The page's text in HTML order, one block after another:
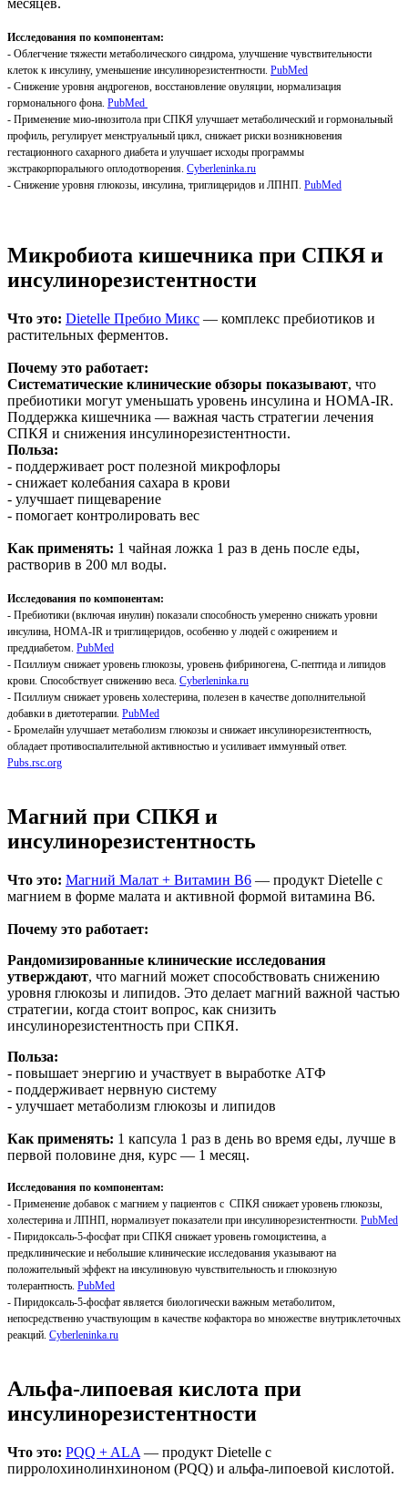
месяцев.
Исследования по компонентам:
- Облегчение тяжести метаболического синдрома, улучшение чувствительности
клеток к инсулину, уменьшение инсулинорезистентности. PubMed
- Снижение уровня андрогенов, восстановление овуляции, нормализация
гормонального фона. PubMed
- Применение мио-инозитола при СПКЯ улучшает метаболический и гормональный
профиль, регулирует менструальный цикл, снижает риски возникновения
гестационного сахарного диабета и улучшает исходы программы
экстракорпорального оплодотворения. Cyberleninka.ru
- Снижение уровня глюкозы, инсулина, триглицеридов и ЛПНП. PubMed
Микробиота кишечника при СПКЯ и
инсулинорезистентности
Что это: Dietelle Пребио Микс — комплекс пребиотиков и
растительных ферментов.
Почему это работает:
Систематические клинические обзоры показывают, что
пребиотики могут уменьшать уровень инсулина и HOMA-IR.
Поддержка кишечника — важная часть стратегии лечения
СПКЯ и снижения инсулинорезистентности.
Польза:
- поддерживает рост полезной микрофлоры
- снижает колебания сахара в крови
- улучшает пищеварение
- помогает контролировать вес
Как применять: 1 чайная ложка 1 раз в день после еды,
растворив в 200 мл воды.
Исследования по компонентам:
- Пребиотики (включая инулин) показали способность умеренно снижать уровни
инсулина, HOMA-IR и триглицеридов, особенно у людей с ожирением и
преддиабетом. PubMed
- Псиллиум снижает уровень глюкозы, уровень фибриногена, С-пептида и липидов
крови. Способствует снижению веса. Сyberleninka.ru
- Псиллиум снижает уровень холестерина, полезен в качестве дополнительной
добавки в диетотерапии. PubMed
- Бромелайн улучшает метаболизм глюкозы и снижает инсулинорезистентность,
обладает противоспалительной активностью и усиливает иммунный ответ.
Pubs.rsc.org
Магний при СПКЯ и
инсулинорезистентность
Что это: Магний Малат + Витамин B6 — продукт Dietelle с
магнием в форме малата и активной формой витамина B6.
Почему это работает:
Рандомизированные клинические исследования
утверждают, что магний может способствовать снижению
уровня глюкозы и липидов. Это делает магний важной частью
стратегии, когда стоит вопрос, как снизить
инсулинорезистентность при СПКЯ.
Польза:
- повышает энергию и участвует в выработке АТФ
- поддерживает нервную систему
- улучшает метаболизм глюкозы и липидов
Как применять: 1 капсула 1 раз в день во время еды, лучше в
первой половине дня, курс — 1 месяц.
Исследования по компонентам:
- Применение добавок с магнием у пациентов с СПКЯ снижает уровень глюкозы,
холестерина и ЛПНП, нормализует показатели при инсулинорезистентности. PubMed
- Пиридоксаль-5-фосфат при СПКЯ снижает уровень гомоцистеина, а
предклинические и небольшие клинические исследования указывают на
положительный эффект на инсулиновую чувствительность и глюкозную
толерантность. PubMed
- Пиридоксаль-5-фосфат является биологически важным метаболитом,
непосредственно участвующим в качестве кофактора во множестве внутриклеточных
реакций. Сyberleninka.ru
Альфа-липоевая кислота при
инсулинорезистентности
Что это: PQQ + ALA — продукт Dietelle с
пирролохинолинхиноном (PQQ) и альфа-липоевой кислотой.